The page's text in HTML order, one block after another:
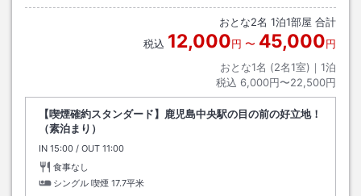
おとな2名 1泊1部屋 合計
税込 12,000円 〜 45,000円
おとな1名 (2名1室)｜ 1泊
税込 6,000円〜22,500円
【喫煙確約スタンダード】鹿児島中央駅の目の前の好立地！
（素泊まり）
IN チェックイン
15:00 / OUT チェックアウト
11:00
食事なし
シングル 喫煙 17.7平米